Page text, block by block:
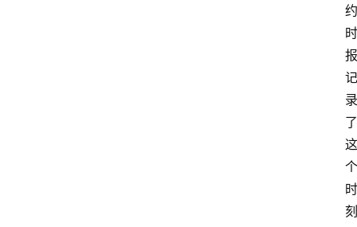
约
时
报
记
录
了
这
个
时
刻